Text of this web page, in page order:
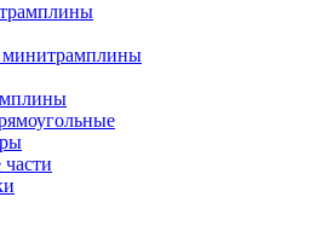
минитрамплины